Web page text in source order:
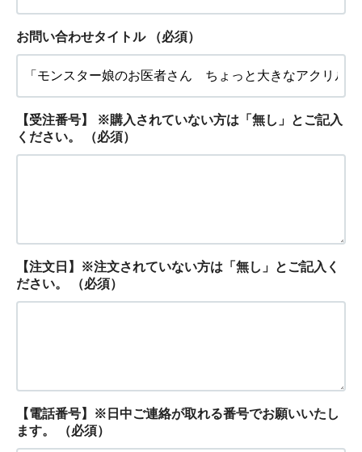
お問い合わせタイトル （必須）
【受注番号】 ※購入されていない方は「無し」とご記入
ください。
（必須）
【注文日】※注文されていない方は「無し」とご記入く
ださい。
（必須）
【電話番号】※日中ご連絡が取れる番号でお願いいたし
ます。
（必須）